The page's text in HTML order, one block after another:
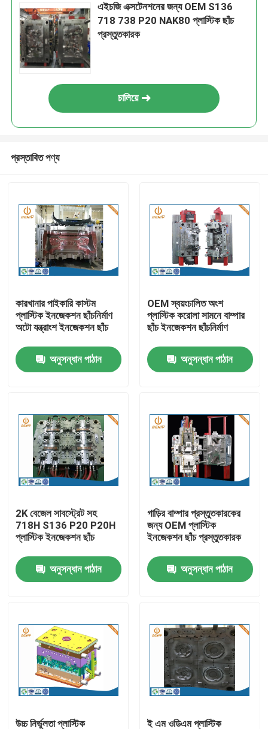
পণ্য
আমাদের সম্পর্কে
মান নিয়ন্ত্রণ
আমাদের সাথে যোগাযোগ করুন
অ্যালুমিনিয়াম ডাই ঢালাই
ইভি খুচরা যন্ত্রাংশ
CNC মেশিনিং যন্ত্রাংশ
এইচজি এক্সটেনশনের জন্য OEM S136
718 738 P20 NAK80 প্লাস্টিক ছাঁচ
প্রস্তুতকারক
চালিয়ে
প্রস্তাবিত পণ্য
কারখানার পাইকারি কাস্টম
প্লাস্টিক ইনজেকশন ছাঁচনির্মাণ
অটো যন্ত্রাংশ ইনজেকশন ছাঁচ
অনুসন্ধান পাঠান
OEM স্বয়ংচালিত অংশ
প্লাস্টিক করোলা সামনে বাম্পার
ছাঁচ ইনজেকশন ছাঁচনির্মাণ
অনুসন্ধান পাঠান
2K বেজেল সাবস্ট্রেট সহ
718H S136 P20 P20H
প্লাস্টিক ইনজেকশন ছাঁচ
অনুসন্ধান পাঠান
গাড়ির বাম্পার প্রস্তুতকারকের
জন্য OEM প্লাস্টিক
ইনজেকশন ছাঁচ প্রস্তুতকারক
অনুসন্ধান পাঠান
উচ্চ নির্ভুলতা প্লাস্টিক ই এম ওডিএম প্লাস্টিক